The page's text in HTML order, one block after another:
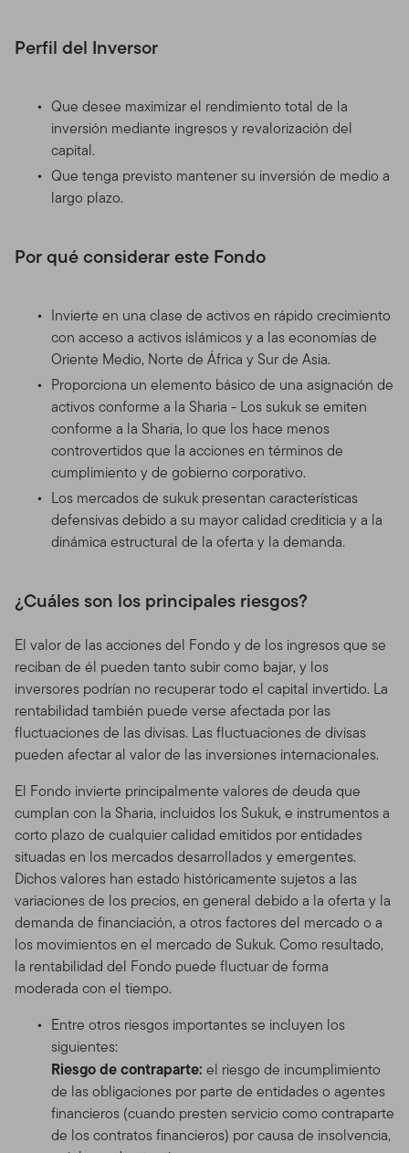
Perfil del Inversor
Que desee maximizar el rendimiento total de la
inversión mediante ingresos y revalorización del
capital.
Que tenga previsto mantener su inversión de medio a
largo plazo.
Por qué considerar este Fondo
Invierte en una clase de activos en rápido crecimiento
con acceso a activos islámicos y a las economías de
Oriente Medio, Norte de África y Sur de Asia.
Proporciona un elemento básico de una asignación de
activos conforme a la Sharia - Los sukuk se emiten
conforme a la Sharia, lo que los hace menos
controvertidos que la acciones en términos de
cumplimiento y de gobierno corporativo.
Los mercados de sukuk presentan características
defensivas debido a su mayor calidad crediticia y a la
dinámica estructural de la oferta y la demanda.
¿Cuáles son los principales riesgos?
El valor de las acciones del Fondo y de los ingresos que se
reciban de él pueden tanto subir como bajar, y los
inversores podrían no recuperar todo el capital invertido. La
rentabilidad también puede verse afectada por las
fluctuaciones de las divisas. Las fluctuaciones de divisas
pueden afectar al valor de las inversiones internacionales.
El Fondo invierte principalmente valores de deuda que
cumplan con la Sharia, incluidos los Sukuk, e instrumentos a
corto plazo de cualquier calidad emitidos por entidades
situadas en los mercados desarrollados y emergentes.
Dichos valores han estado históricamente sujetos a las
variaciones de los precios, en general debido a la oferta y la
demanda de financiación, a otros factores del mercado o a
los movimientos en el mercado de Sukuk. Como resultado,
la rentabilidad del Fondo puede fluctuar de forma
moderada con el tiempo.
Entre otros riesgos importantes se incluyen los
siguientes:
Riesgo de contraparte: el riesgo de incumplimiento
de las obligaciones por parte de entidades o agentes
financieros (cuando presten servicio como contraparte
de los contratos financieros) por causa de insolvencia,